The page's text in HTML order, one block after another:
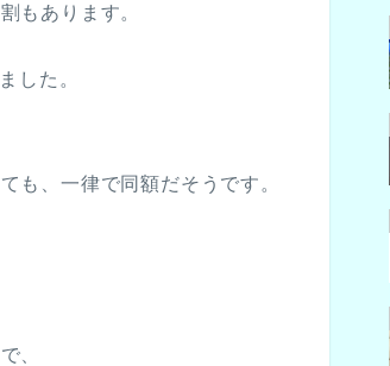
もあります。
した。
も、一律で同額だそうです。
、